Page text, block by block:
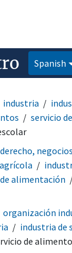
Spanish
industria
servicio
alimentación
organización
industria de
de